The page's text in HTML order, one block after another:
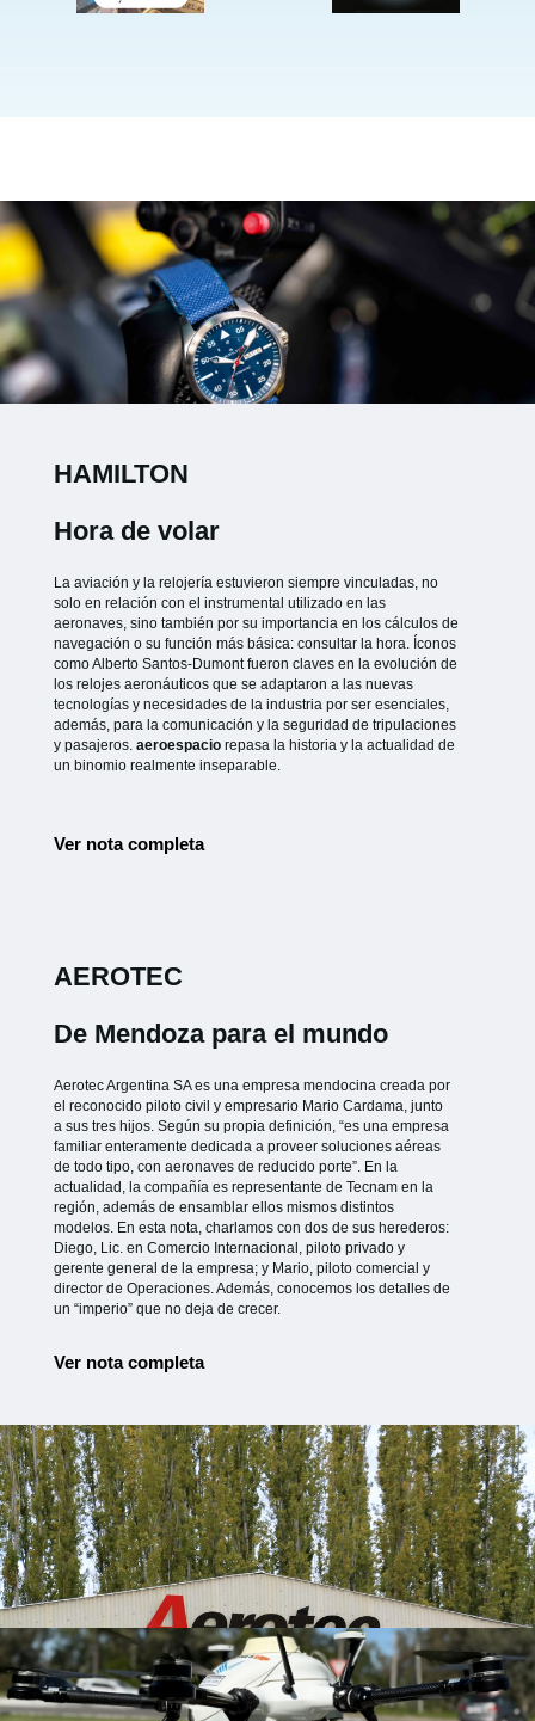
HAMILTON
Hora de volar
La aviación y la relojería estuvieron siempre vinculadas, no
solo en relación con el instrumental utilizado en las
aeronaves, sino también por su importancia en los cálculos de
navegación o su función más básica: consultar la hora. Íconos
como Alberto Santos-Dumont fueron claves en la evolución de
los relojes aeronáuticos que se adaptaron a las nuevas
tecnologías y necesidades de la industria por ser esenciales,
además, para la comunicación y la seguridad de tripulaciones
y pasajeros. aeroespacio repasa la historia y la actualidad de
un binomio realmente inseparable.
Ver nota completa
AEROTEC
De Mendoza para el mundo
Aerotec Argentina SA es una empresa mendocina creada por
el reconocido piloto civil y empresario Mario Cardama, junto
a sus tres hijos. Según su propia definición, “es una empresa
familiar enteramente dedicada a proveer soluciones aéreas
de todo tipo, con aeronaves de reducido porte”. En la
actualidad, la compañía es representante de Tecnam en la
región, además de ensamblar ellos mismos distintos
modelos. En esta nota, charlamos con dos de sus herederos:
Diego, Lic. en Comercio Internacional, piloto privado y
gerente general de la empresa; y Mario, piloto comercial y
director de Operaciones. Además, conocemos los detalles de
un “imperio” que no deja de crecer.
Ver nota completa